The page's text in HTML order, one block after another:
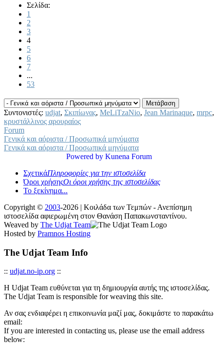
Σελίδα:
1
2
3
4
5
6
7
...
53
Συντονιστές: udjat, Σκιπίωνας, MeLiTzaNio, Jean Marinaque, mrpc,
κρυστάλλινος αρουραίος
Forum
Γενικά και αόριστα / Προσωπικά μηνύματα
Γενικά και αόριστα / Προσωπικά μηνύματα
Powered by Kunena Forum
ΣχετικάΠληροφορίες για την ιστοσελίδα
Όροι χρήσηςΟι όροι χρήσης της ιστοσελίδας
Το ξεκίνημα...
Copyright © 2003-2026 | Κοιλάδα των Τεμπών - Ανεπίσημη
ιστοσελίδα αφιερωμένη στον Θανάση Παπακωνσταντίνου.
Weaved by The Udjat Team
Hosted by Pramnos Hosting
The Udjat Team Info
:: udjat.no-ip.org ::
Η Udjat Team ευθύνεται για τη δημιουργία αυτής της ιστοσελίδας.
The Udjat Team is responsible for weaving this site.
Αν σας ενδιαφέρει η επικοινωνία μαζί μας, δοκιμάστε το παρακάτω
email:
If you are interested in contacting us, please use the email address
below: